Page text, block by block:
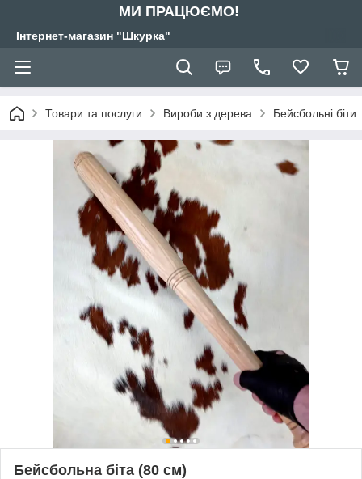
МИ ПРАЦЮЄМО!
Інтернет-магазин "Шкурка"
Товари та послуги Вироби з дерева Бейсбольні біти
Бейсбольна біта (80 см)